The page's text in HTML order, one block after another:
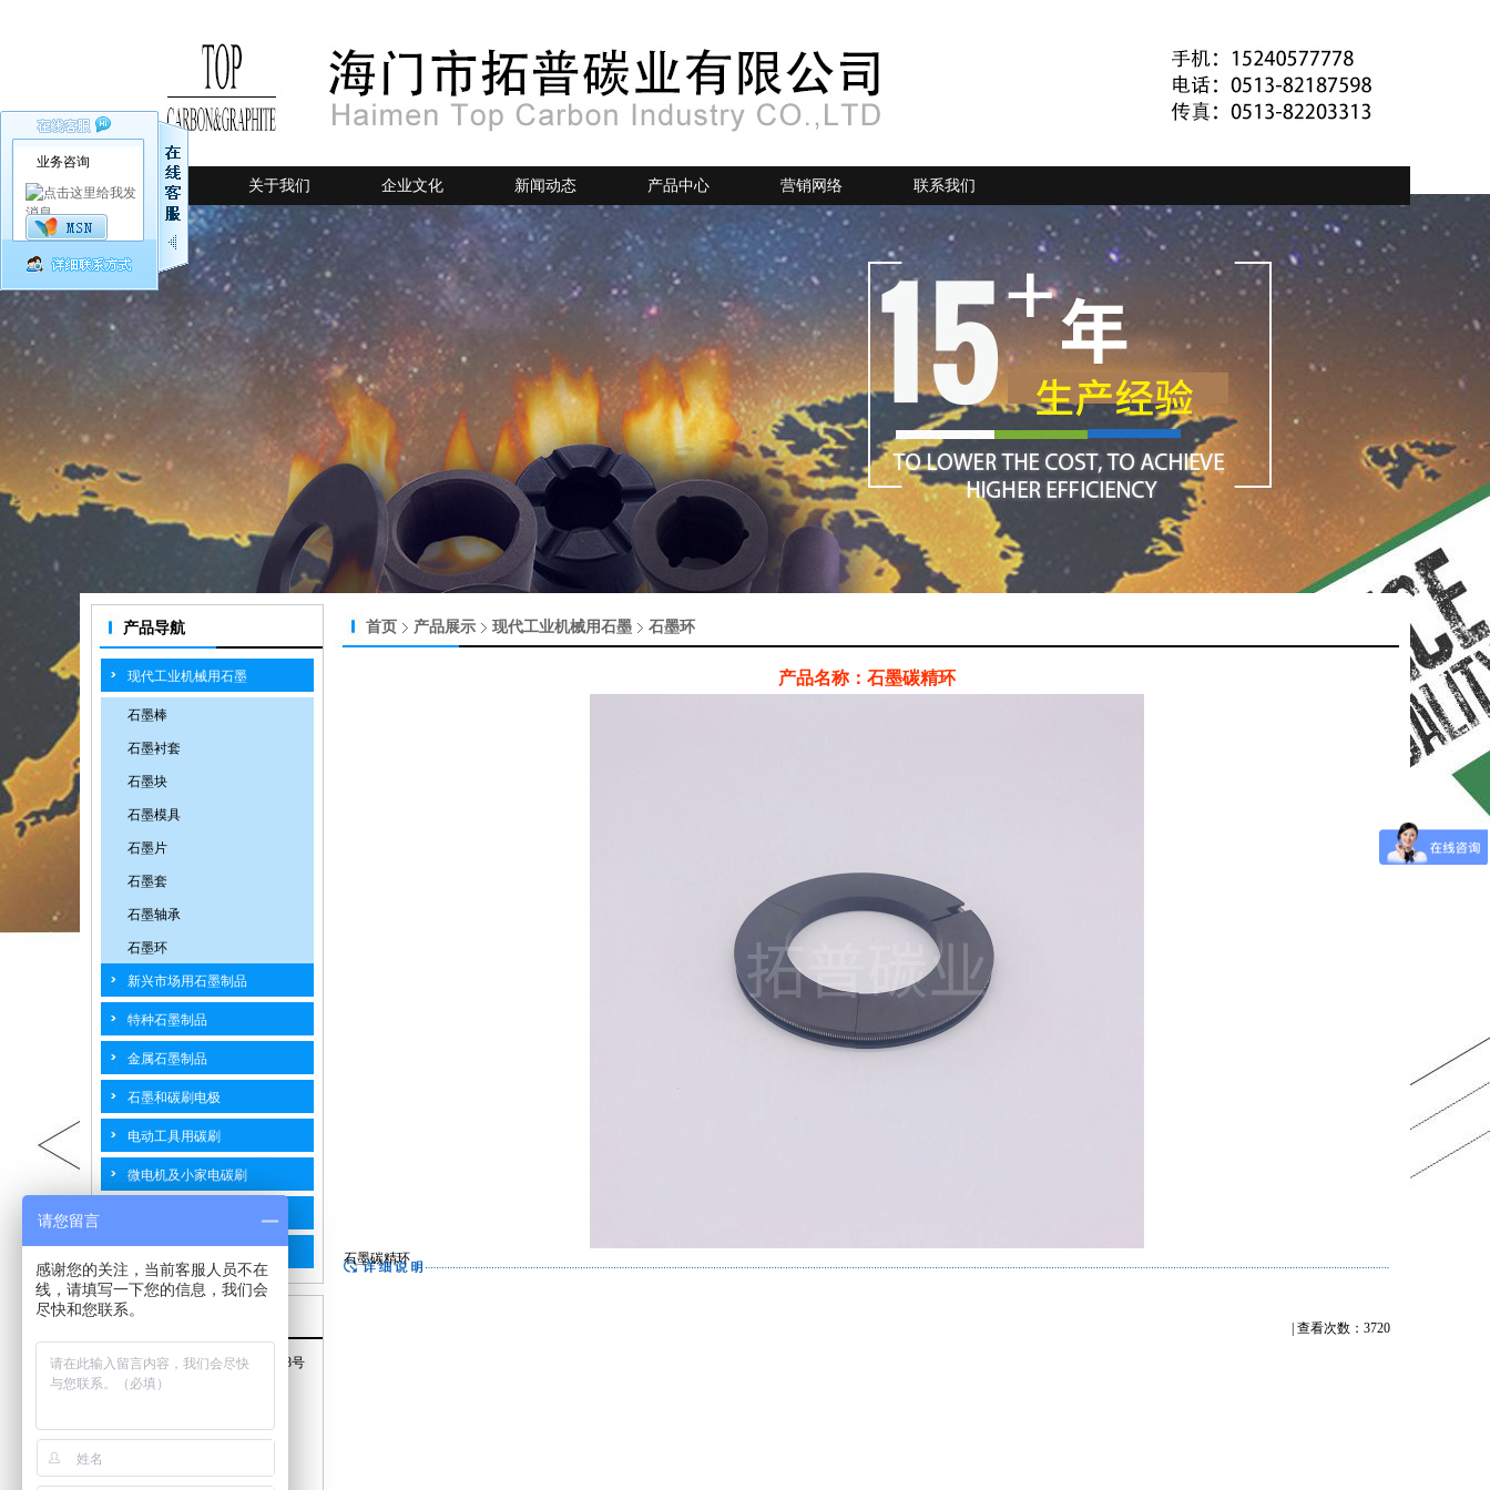
网站首页 关于我们 企业文化 新闻动态 产品中心 营销网络 联系我们
产品导航
现代工业机械用石墨
石墨棒
石墨衬套
石墨块
石墨模具
石墨片
石墨套
石墨轴承
石墨环
新兴市场用石墨制品
特种石墨制品
金属石墨制品
石墨和碳刷电极
电动工具用碳刷
微电机及小家电碳刷
联系我们
地址：江苏省海门市南海路768号
手机：15240577778
电话：0513-82187598
首页 产品展示 现代工业机械用石墨 石墨环
产品名称：石墨碳精环
石墨碳精环
| 查看次数：3720
业务咨询
请您留言
感谢您的关注，当前客服人员不在
线，请填写一下您的信息，我们会
尽快和您联系。